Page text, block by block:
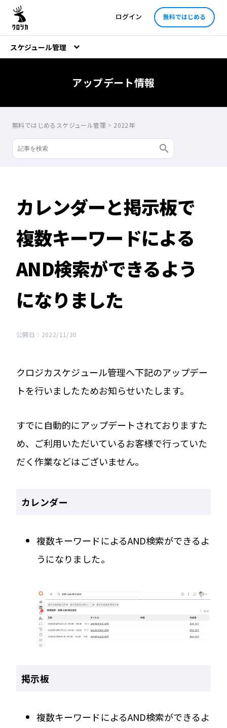
ログイン 無料ではじめる
スケジュール管理
アップデート情報
無料ではじめるスケジュール管理 > 2022年
カレンダーと掲示板で
複数キーワードによる
AND検索ができるよう
になりました
公開日：2022/11/30
クロジカスケジュール管理へ下記のアップデー
トを行いましたためお知らせいたします。
すでに自動的にアップデートされておりますた
め、ご利用いただいているお客様で行っていた
だく作業などはございません。
カレンダー
複数キーワードによるAND検索ができるよ
うになりました。
掲示板
複数キーワードによるAND検索ができるよ